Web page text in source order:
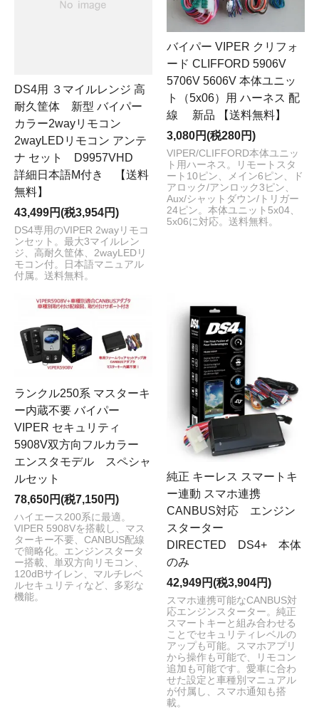
DS4用 ３マイルレンジ 高
耐久筐体 新型 バイパー
カラー2wayリモコン
2wayLEDリモコン アンテ
ナ セット D9957VHD
詳細日本語M付き 【送料
無料】
43,499円(税3,954円)
DS4専用のVIPER 2wayリモコ
ンセット。最大3マイルレン
ジ、高耐久筐体、2wayLEDリ
モコン付。日本語マニュアル
付属。送料無料。
バイパー VIPER クリフォ
ード CLIFFORD 5906V
5706V 5606V 本体ユニッ
ト（5x06）用 ハーネス 配
線 新品 【送料無料】
3,080円(税280円)
VIPER/CLIFFORD本体ユニッ
ト用ハーネス。リモートスタ
ート10ピン、メイン6ピン、ド
アロック/アンロック3ピン、
Aux/シャットダウン/トリガー
24ピン。本体ユニット5x04、
5x06に対応。送料無料。
ランクル250系 マスターキ
ー内蔵不要 バイパー
VIPER セキュリティ
5908V双方向フルカラー
エンスタモデル スペシャ
ルセット
78,650円(税7,150円)
ハイエース200系に最適。
VIPER 5908Vを搭載し、マス
ターキー不要、CANBUS配線
で簡略化。エンジンスタータ
ー搭載、単双方向リモコン、
120dBサイレン、マルチレベ
ルセキュリティなど、多彩な
機能。
純正 キーレス スマートキ
ー連動 スマホ連携
CANBUS対応 エンジン
スターター
DIRECTED DS4+ 本体
のみ
42,949円(税3,904円)
スマホ連携可能なCANBUS対
応エンジンスターター。純正
スマートキーと組み合わせる
ことでセキュリティレベルの
アップも可能。スマホアプリ
から操作も可能で、リモコン
追加も可能です。愛車に合わ
せた設定と車種別マニュアル
が付属し、スマホ通知も搭
載。